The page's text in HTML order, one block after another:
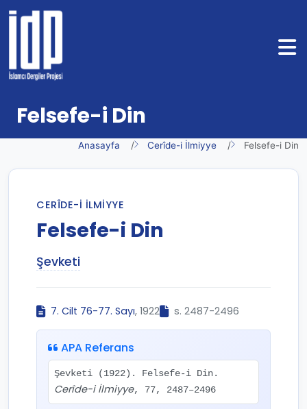
Felsefe-i Din
Anasayfa Cerîde-i İlmiyye Felsefe-i Din
CERÎDE-I İLMIYYE
Felsefe-i Din
Şevketi
7. Cilt 76-77. Sayı, 1922 s. 2487-2496
APA Referans
Şevketi (1922). Felsefe-i Din.
Cerîde-i İlmiyye, 77, 2487–2496